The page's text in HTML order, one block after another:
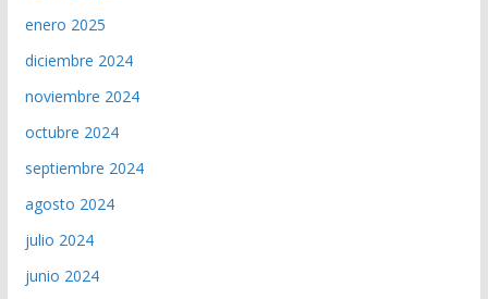
enero 2025
diciembre 2024
noviembre 2024
octubre 2024
septiembre 2024
agosto 2024
julio 2024
junio 2024